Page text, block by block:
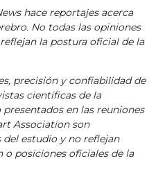
hace reportajes acerca
No todas las opiniones
la postura oficial de la
precisión y confiabilidad de
científicas de la
en las reuniones
Association son
estudio y no reflejan
posiciones oficiales de la